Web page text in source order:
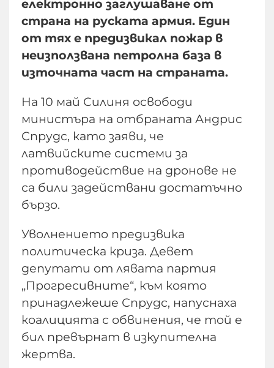
електронно заглушаване от
страна на руската армия. Един
от тях е предизвикал пожар в
неизползвана петролна база в
източната част на страната.
На 10 май Силиня освободи
министъра на отбраната Андрис
Спрудс, като заяви, че
латвийските системи за
противодействие на дронове не
са били задействани достатъчно
бързо.
Уволнението предизвика
политическа криза. Девет
депутати от лявата партия
„Прогресивните“, към която
принадлежеше Спрудс, напуснаха
коалицията с обвинения, че той е
бил превърнат в изкупителна
жертва.